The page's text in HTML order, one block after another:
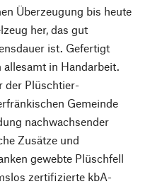
Überzeugung bis heute
her, das gut
ist. Gefertigt
in Handarbeit.
der Plüschtier-
Gemeinde
nachwachsender
Zusätze und
gewebte Plüschfell
zertifizierte kbA-